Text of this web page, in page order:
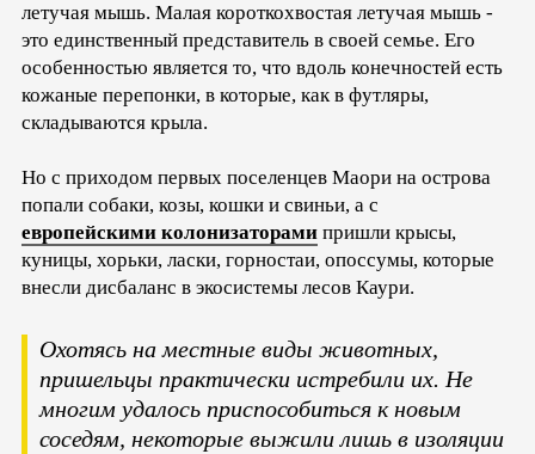
летучая мышь. Малая короткохвостая летучая мышь -
это единственный представитель в своей семье. Его
особенностью является то, что вдоль конечностей есть
кожаные перепонки, в которые, как в футляры,
складываются крыла.
Но с приходом первых поселенцев Маори на острова
попали собаки, козы, кошки и свиньи, а с
европейскими колонизаторами пришли крысы,
куницы, хорьки, ласки, горностаи, опоссумы, которые
внесли дисбаланс в экосистемы лесов Каури.
Охотясь на местные виды животных,
пришельцы практически истребили их. Не
многим удалось приспособиться к новым
соседям, некоторые выжили лишь в изоляции